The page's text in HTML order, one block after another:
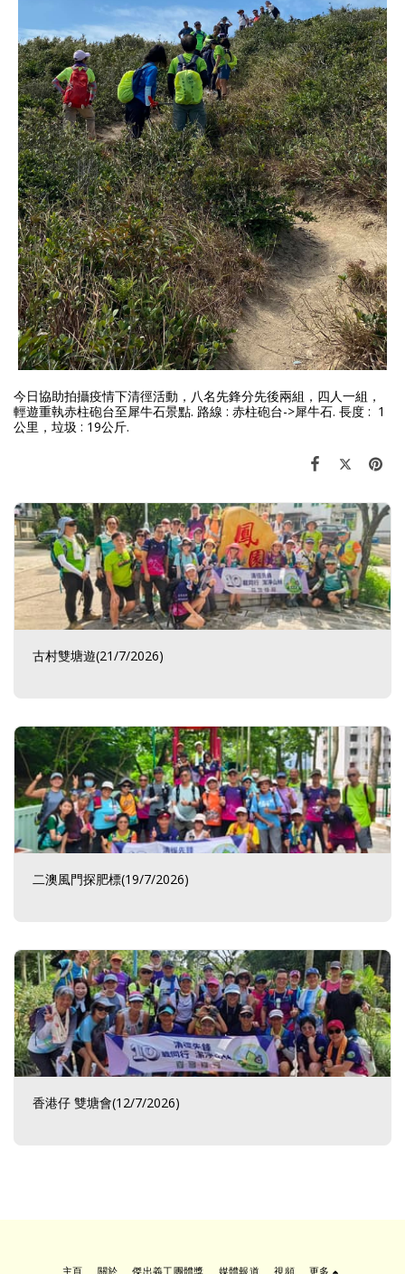
今日協助拍攝疫情下清徑活動，八名先鋒分先後兩組，四人一組，
輕遊重執赤柱砲台至犀牛石景點. 路線 : 赤柱砲台->犀牛石. 長度 : 1
公里，垃圾 : 19公斤.
古村雙塘遊(21/7/2026)
二澳風門探肥標(19/7/2026)
香港仔 雙塘會(12/7/2026)
主頁 關於 傑出義工團體獎 媒體報道 視頻 更多